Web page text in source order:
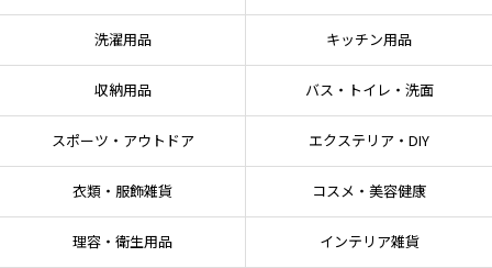
洗濯用品 キッチン用品
収納用品 バス・トイレ・洗面
スポーツ・アウトドア エクステリア・DIY
衣類・服飾雑貨 コスメ・美容健康
理容・衛生用品 インテリア雑貨